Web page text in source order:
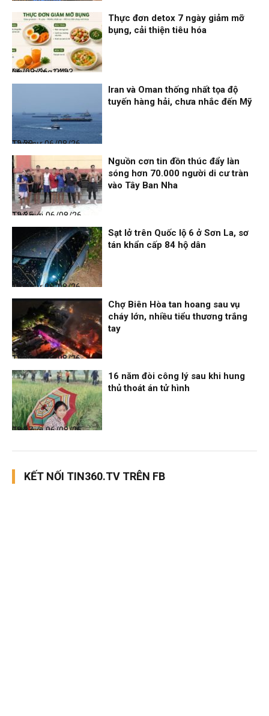
Nhịp sống 24h
06/08/26, 14:23
Thực đơn detox 7 ngày giảm mỡ
bụng, cải thiện tiêu hóa
Thời sự
06/08/26, 12:38
Iran và Oman thống nhất tọa độ
tuyến hàng hải, chưa nhắc đến Mỹ
Thế giới
06/08/26, 12:35
Nguồn cơn tin đồn thúc đẩy làn
sóng hơn 70.000 người di cư tràn
vào Tây Ban Nha
Thời sự
06/08/26, 12:33
Sạt lở trên Quốc lộ 6 ở Sơn La, sơ
tán khẩn cấp 84 hộ dân
Thời sự
06/08/26, 12:30
Chợ Biên Hòa tan hoang sau vụ
cháy lớn, nhiều tiểu thương trắng
tay
Thế giới
06/08/26, 08:27
16 năm đòi công lý sau khi hung
thủ thoát án tử hình
KẾT NỐI TIN360.TV TRÊN FB